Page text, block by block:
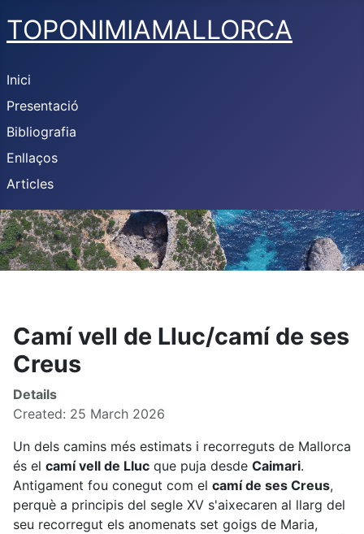
TOPONIMIAMALLORCA
Inici
Presentació
Bibliografia
Enllaços
Articles
Camí vell de Lluc/camí de ses
Creus
Details
Created: 25 March 2026
Un dels camins més estimats i recorreguts de Mallorca
és el camí vell de Lluc que puja desde Caimari.
Antigament fou conegut com el camí de ses Creus,
perquè a principis del segle XV s'aixecaren al llarg del
seu recorregut els anomenats set goigs de Maria,